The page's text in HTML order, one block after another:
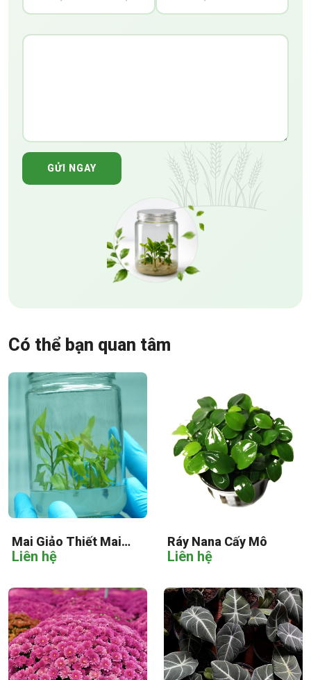
GỬI NGAY
Có thể bạn quan tâm
Mai Giảo Thiết Mai
Cấy Mô
Liên hệ
Ráy Nana Cấy Mô
Liên hệ